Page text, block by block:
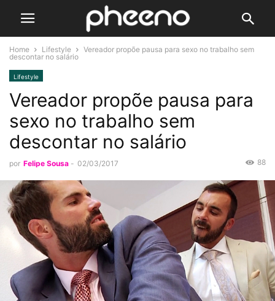
Home Lifestyle
Vereador propõe pausa para sexo no trabalho sem
descontar no salário
Lifestyle
Vereador propõe pausa para
sexo no trabalho sem
descontar no salário
por Felipe Sousa - 02/03/2017 88